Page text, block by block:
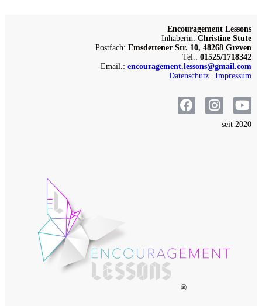
Encouragement Lessons
Inhaberin: Christine Stute
Postfach: Emsdettener Str. 10, 48268 Greven
Tel.: 01525/1718342
Email.: encouragement.lessons@gmail.com
Datenschutz | Impressum
seit 2020
®